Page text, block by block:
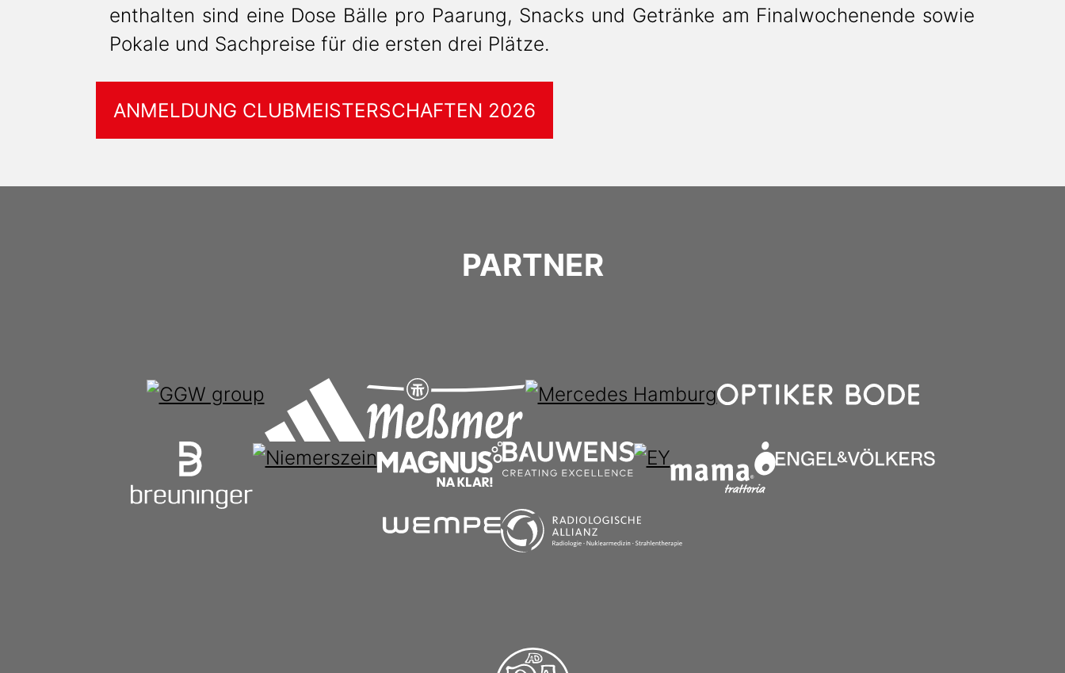
enthalten sind eine Dose Bälle pro Paarung, Snacks und Getränke am Finalwochenende sowie
Pokale und Sachpreise für die ersten drei Plätze.
ANMELDUNG CLUBMEISTERSCHAFTEN 2026
PARTNER